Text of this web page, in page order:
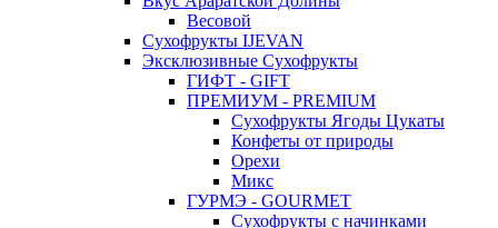
Весовой
Сухофрукты IJEVAN
Эксклюзивные Сухофрукты
ГИФТ - GIFT
ПРЕМИУМ - PREMIUM
Сухофрукты Ягоды Цукаты
Конфеты от природы
Орехи
Микс
ГУРМЭ - GOURMET
Сухофрукты с начинками